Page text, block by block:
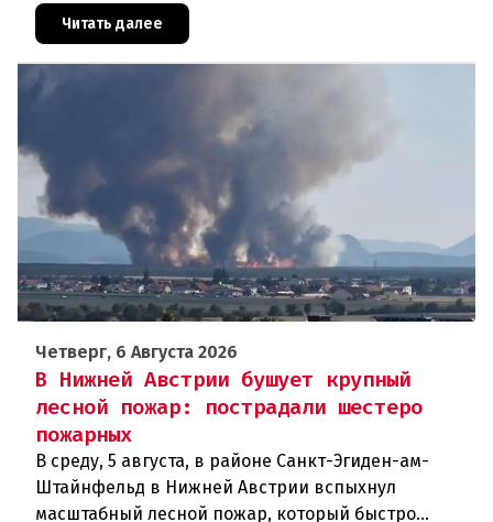
масштабное расследование, которое продо
Читать далее
Четверг, 6 Августа 2026
В Нижней Австрии бушует крупный
лесной пожар: пострадали шестеро
пожарных
В среду, 5 августа, в районе Санкт-Эгиден-ам-
Штайнфельд в Нижней Австрии вспыхнул
масштабный лесной пожар, который быстро